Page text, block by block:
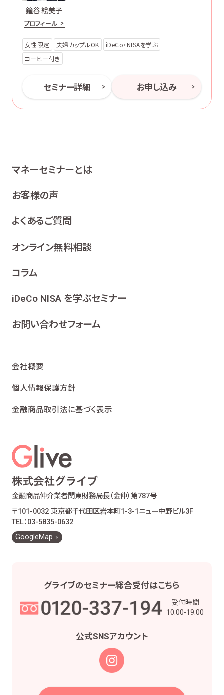
鐘谷 絵美子
プロフィール
女性限定 夫婦カップルOK
iDeCo・NISAを学ぶ
コーヒー付き
セミナー詳細 お申し込み
金融商品仲介業者関東財務局長（金仲）第787号
〒101-0032 東京都千代田区岩本町1-3-1 ニュー中野ビル3F
TEL：03-5835-0632
GoogleMap
マネーセミナーとは
お客様の声
よくあるご質問
オンライン無料相談
コラム
iDeCo NISA を学ぶセミナー
お問い合わせフォーム
会社概要
個人情報保護方針
金融商品取引法に基づく表示
グライブのセミナー総合受付はこちら
受付時間
10:00-19:00
公式SNSアカウント